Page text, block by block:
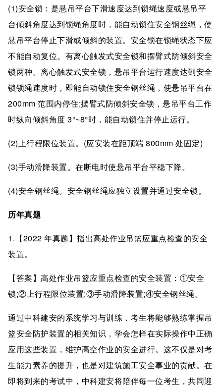
(1)安全锁：是悬吊平台下滑速度达到锁绳速度或悬吊平
台倾斜角度达到锁绳角度时，能自动锁住安全钢丝绳，使
悬吊平台停止下滑或倾斜的装置。安全锁在锁绳状态下应
不能自动复位。有离心触发式安全锁和摆臂式防倾斜安全
锁两种。离心触发式安全锁，悬吊平台运行速度达到安全
锁锁绳速度时，即能自动锁住安全钢丝绳，使悬吊平台在
200mm 范围内停住;摆臂式防倾斜安全锁，悬吊平台工作
时纵向倾斜角度 3°~8°时，能自动锁住并停止运行。
(2)上行程限位装置。(应安装在距顶端 800mm 处固定)
(3)手动滑降装置。在断电时使悬吊平台平稳下降。
(4)安全钢丝绳。安全钢丝绳应独立设置并通过安全锁。
历年真题
1.【2022 年真题】指出高处作业吊篮应重点检查的安全
装置。
【答案】高处作业吊篮应重点检查的安全装置：①安全
锁;②上行程限位装置;③手动滑降装置;④安全钢丝绳。
通过中科建安的系统学习与训练，考生将能够熟练掌握吊
篮安全防护装置的相关知识，学会怎样在实际操作中正确
应用这些装置，维护高空作业的安全进行。这不仅是对考
生能力素养的提升，也是对建筑施工安全事业的贡献。在
即将到来的考试中，中科建安将陪伴每一位考生，共同迎